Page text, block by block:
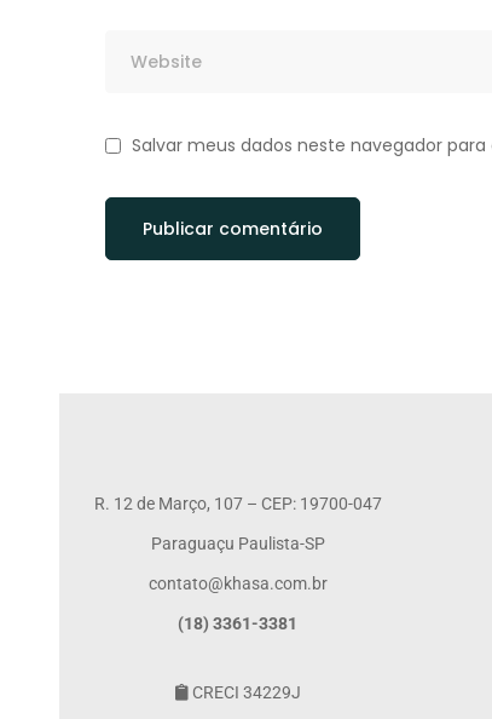
Salvar meus dados neste navegador
R. 12 de Março, 107 – CEP: 19700-047
Paraguaçu Paulista-SP
contato@khasa.com.br
(18) 3361-3381
CRECI 34229J